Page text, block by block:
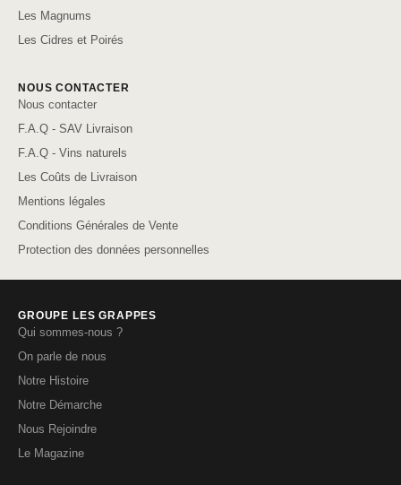
Les Magnums
Les Cidres et Poirés
NOUS CONTACTER
Nous contacter
F.A.Q - SAV Livraison
F.A.Q - Vins naturels
Les Coûts de Livraison
Mentions légales
Conditions Générales de Vente
Protection des données personnelles
GROUPE LES GRAPPES
Qui sommes-nous ?
On parle de nous
Notre Histoire
Notre Démarche
Nous Rejoindre
Le Magazine